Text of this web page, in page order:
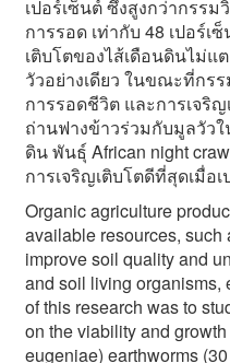
เปอร์เซ็นต์ ซึ่งสูงกว่ากรรม
การรอด เท่ากับ 48 เปอร์
เติบโตของไส้เดือนดินไม่แ
วัวอย่างเดียว ในขณะที่กร
การรอดชีวิต และการเจริ
ถ่านฟางข้าวร่วมกับมูลวัวใ
ดิน พันธุ์ African night
การเจริญเติบโตดีที่สุดเมื่
Organic agriculture
available resources,
improve soil quality and
and soil living organisms,
of this research was to
on the viability and
eugeniae) earthworms